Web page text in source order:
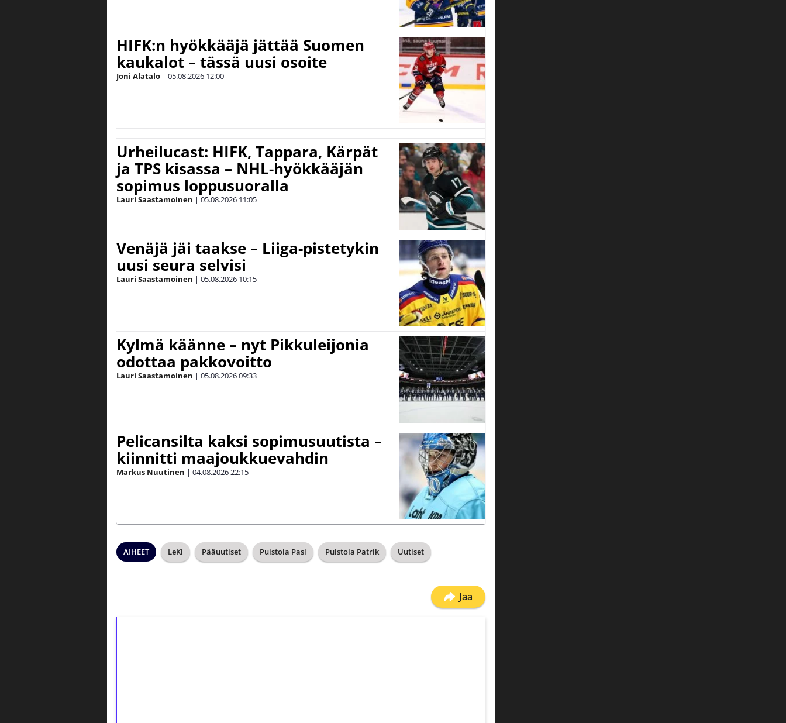
HIFK:n hyökkääjä jättää Suomen
kaukalot – tässä uusi osoite
Joni Alatalo | 05.08.2026 12:00
Urheilucast: HIFK, Tappara, Kärpät
ja TPS kisassa – NHL-hyökkääjän
sopimus loppusuoralla
Lauri Saastamoinen | 05.08.2026 11:05
Venäjä jäi taakse – Liiga-pistetykin
uusi seura selvisi
Lauri Saastamoinen | 05.08.2026 10:15
Kylmä käänne – nyt Pikkuleijonia
odottaa pakkovoitto
Lauri Saastamoinen | 05.08.202609:33
Pelicansilta kaksi sopimusuutista –
kiinnitti maajoukkuevahdin
Markus Nuutinen | 04.08.202622:15
AIHEET LeKi Pääuutiset Puistola Pasi Puistola Patrik Uutiset
Jaa